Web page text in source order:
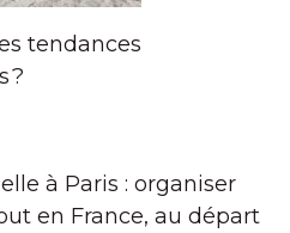
tendances
?
à Paris : organiser
en France, au départ